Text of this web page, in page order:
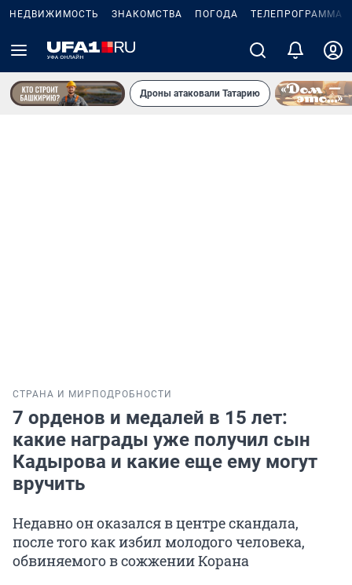
НЕДВИЖИМОСТЬ ЗНАКОМСТВА ПОГОДА ТЕЛЕПРОГРАММА
Дроны атаковали Татарию
СТРАНА И МИР ПОДРОБНОСТИ
7 орденов и медалей в 15 лет:
какие награды уже получил сын
Кадырова и какие еще ему могут
вручить
Недавно он оказался в центре скандала,
после того как избил молодого человека,
обвиняемого в сожжении Корана